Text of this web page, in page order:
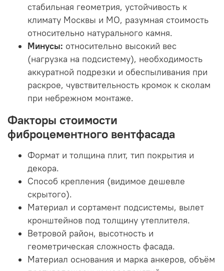
стабильная геометрия, устойчивость к
климату Москвы и МО, разумная стоимость
относительно натурального камня.
Минусы: относительно высокий вес
(нагрузка на подсистему), необходимость
аккуратной подрезки и обеспыливания при
раскрое, чувствительность кромок к сколам
при небрежном монтаже.
Факторы стоимости
фиброцементного вентфасада
Формат и толщина плит, тип покрытия и
декора.
Способ крепления (видимое дешевле
скрытого).
Материал и сортамент подсистемы, вылет
кронштейнов под толщину утеплителя.
Ветровой район, высотность и
геометрическая сложность фасада.
Материал основания и марка анкеров, объём